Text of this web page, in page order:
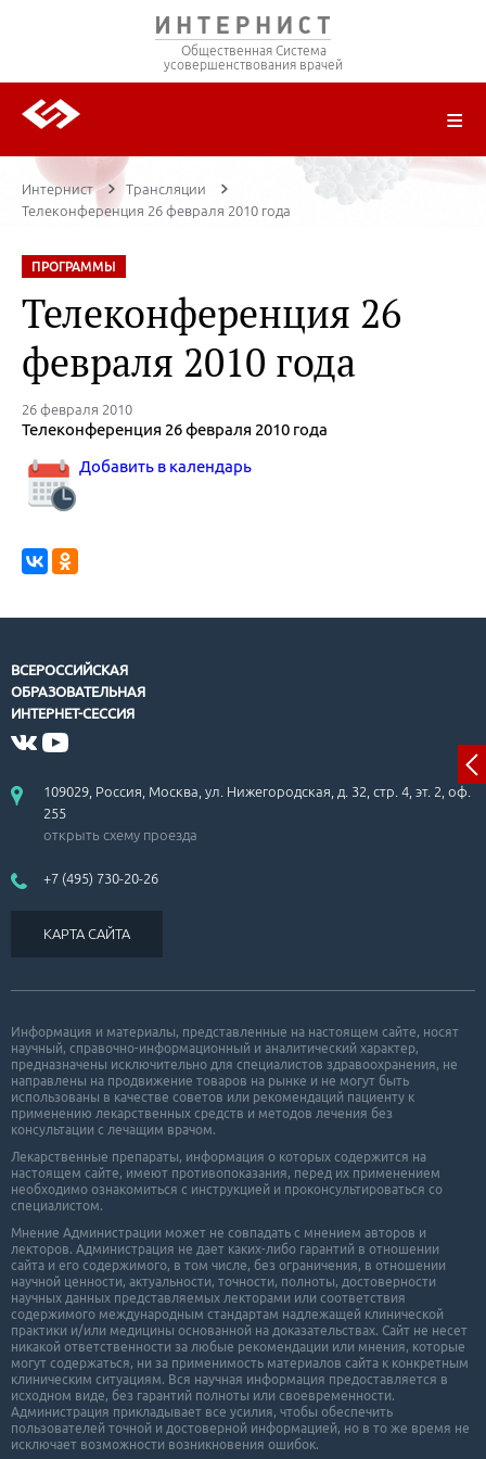
Общественная Система
усовершенствования врачей
ЦИКЛЫ ПЕРЕДАЧ
Интернист
Трансляции
Телеконференция 26 февраля 2010 года
ПРОГРАММЫ
Телеконференция 26
февраля 2010 года
26 февраля 2010
Телеконференция 26 февраля 2010 года
Добавить в календарь
ВСЕРОССИЙСКАЯ
ОБРАЗОВАТЕЛЬНАЯ
ИНТЕРНЕТ-СЕССИЯ
109029, Россия, Москва, ул. Нижегородская, д. 32, стр. 4, эт. 2, оф.
255
открыть схему проезда
+7 (495) 730-20-26
КАРТА САЙТА
Информация и материалы, представленные на настоящем сайте, носят
научный, справочно-информационный и аналитический характер,
предназначены исключительно для специалистов здравоохранения, не
направлены на продвижение товаров на рынке и не могут быть
использованы в качестве советов или рекомендаций пациенту к
применению лекарственных средств и методов лечения без
консультации с лечащим врачом.
Лекарственные препараты, информация о которых содержится на
настоящем сайте, имеют противопоказания, перед их применением
необходимо ознакомиться с инструкцией и проконсультироваться со
специалистом.
Мнение Администрации может не совпадать с мнением авторов и
лекторов. Администрация не дает каких-либо гарантий в отношении
cайта и его cодержимого, в том числе, без ограничения, в отношении
научной ценности, актуальности, точности, полноты, достоверности
научных данных представляемых лекторами или соответствия
содержимого международным стандартам надлежащей клинической
практики и/или медицины основанной на доказательствах. Сайт не несет
никакой ответственности за любые рекомендации или мнения, которые
могут содержаться, ни за применимость материалов сайта к конкретным
клиническим ситуациям. Вся научная информация предоставляется в
исходном виде, без гарантий полноты или своевременности.
Администрация прикладывает все усилия, чтобы обеспечить
пользователей точной и достоверной информацией, но в то же время не
исключает возможности возникновения ошибок.